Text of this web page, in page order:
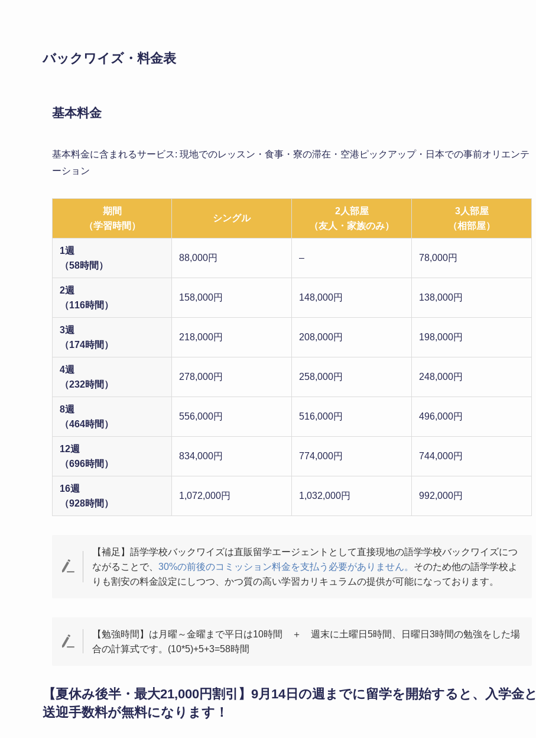
バックワイズ・料金表
基本料金
基本料金に含まれるサービス: 現地でのレッスン・食事・寮の滞在・空港ピックアップ・日本での事前オリエンテ
ーション
期間
（学習時間）
シングル
2人部屋
（友人・家族のみ）
3人部屋
（相部屋）
1週
（58時間）
88,000円 – 78,000円
2週
（116時間）
158,000円 148,000円 138,000円
3週
（174時間）
218,000円 208,000円 198,000円
4週
（232時間）
278,000円 258,000円 248,000円
8週
（464時間）
556,000円 516,000円 496,000円
12週
（696時間）
834,000円 774,000円 744,000円
16週
（928時間）
1,072,000円 1,032,000円 992,000円
【補足】語学学校バックワイズは直販留学エージェントとして直接現地の語学学校バックワイズにつ
ながることで、 30%の前後のコミッション料金を支払う必要がありません。 そのため他の語学学校よ
りも割安の料金設定にしつつ、かつ質の高い学習カリキュラムの提供が可能になっております。
【勉強時間】は月曜～金曜まで平日は10時間 ＋ 週末に土曜日5時間、日曜日3時間の勉強をした場
合の計算式です。(10*5)+5+3=58時間
【夏休み後半・最大21,000円割引】9月14日の週までに留学を開始すると、入学金と
送迎手数料が無料になります！